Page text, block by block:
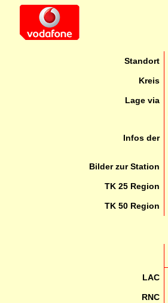
Standort
Kreis
Lage via
Infos der
Bilder zur Station
TK 25 Region
TK 50 Region
LAC
RNC